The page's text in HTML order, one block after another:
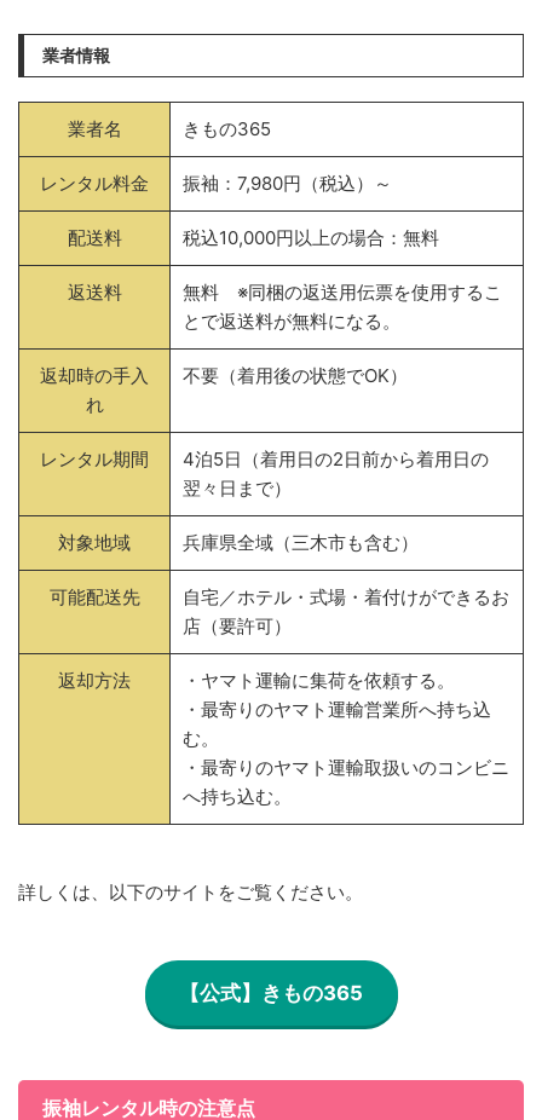
業者情報
業者名 きもの365
レンタル料金 振袖：7,980円（税込）～
配送料 税込10,000円以上の場合：無料
返送料
無料 ※同梱の返送用伝票を使用するこ
とで返送料が無料になる。
返却時の手入
れ
不要（着用後の状態でOK）
レンタル期間
4泊5日（着用日の2日前から着用日の
翌々日まで）
対象地域 兵庫県全域（三木市も含む）
可能配送先
自宅／ホテル・式場・着付けができるお
店（要許可）
返却方法
・ヤマト運輸に集荷を依頼する。
・最寄りのヤマト運輸営業所へ持ち込
む。
・最寄りのヤマト運輸取扱いのコンビニ
へ持ち込む。
詳しくは、以下のサイトをご覧ください。
【公式】きもの365
振袖レンタル時の注意点